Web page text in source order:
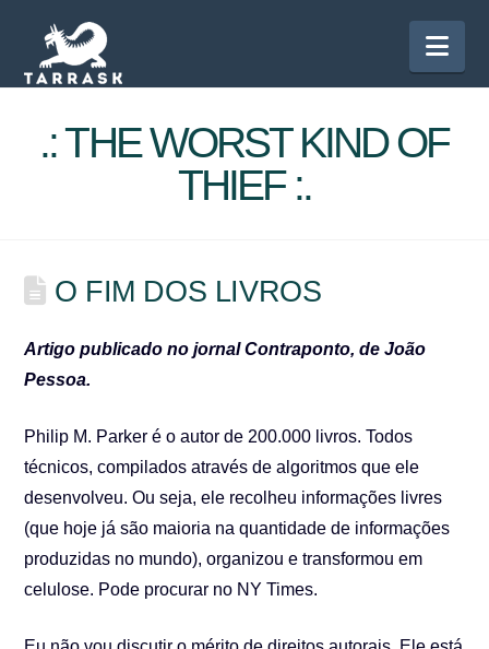
.: THE WORST KIND OF
THIEF :.
O FIM DOS LIVROS
Artigo publicado no jornal Contraponto, de João
Pessoa.
Philip M. Parker é o autor de 200.000 livros. Todos
técnicos, compilados através de algoritmos que ele
desenvolveu. Ou seja, ele recolheu informações livres
(que hoje já são maioria na quantidade de informações
produzidas no mundo), organizou e transformou em
celulose. Pode procurar no NY Times.